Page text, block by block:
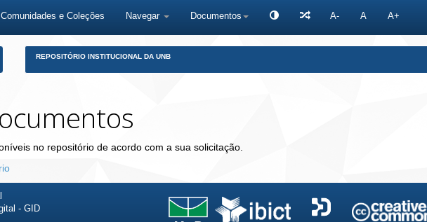
Comunidades e Coleções Navegar Documentos A- A A+
REPOSITÓRIO INSTITUCIONAL DA UNB
no repositório de acordo com a sua solicitação.
- GID